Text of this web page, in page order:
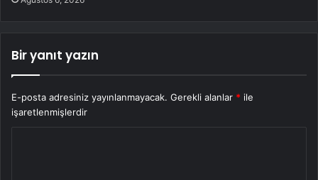
Bir yanıt yazın
E-posta adresiniz yayınlanmayacak. Gerekli alanlar * ile
işaretlenmişlerdir